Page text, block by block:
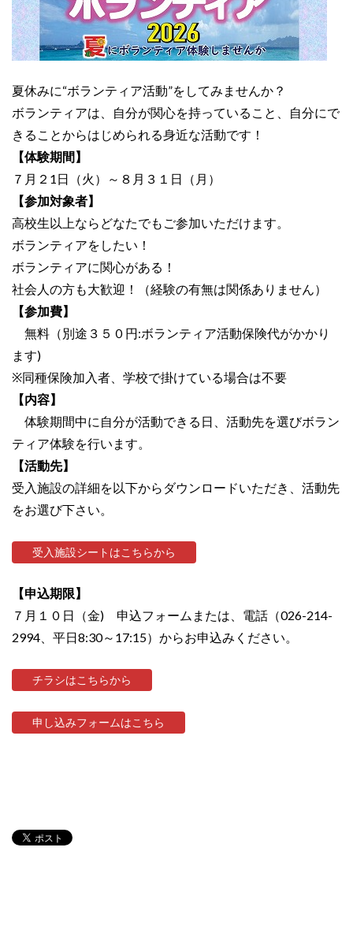
夏休みに“ボランティア活動”をしてみませんか？
ボランティアは、自分が関心を持っていること、自分にで
きることからはじめられる身近な活動です！
【体験期間】
７月２1日（火）～８月３１日（月）
【参加対象者】
高校生以上ならどなたでもご参加いただけます。
ボランティアをしたい！
ボランティアに関心がある！
社会人の方も大歓迎！（経験の有無は関係ありません）
【参加費】
無料（別途３５０円:ボランティア活動保険代がかかり
ます)
※同種保険加入者、学校で掛けている場合は不要
【内容】
体験期間中に自分が活動できる日、活動先を選びボラン
ティア体験を行います。
【活動先】
受入施設の詳細を以下からダウンロードいただき、活動先
をお選び下さい。
受入施設シートはこちらから
【申込期限】
７月１０日（金) 申込フォームまたは、電話（026-214-
2994、平日8:30～17:15）からお申込みください。
チラシはこちらから
申し込みフォームはこちら